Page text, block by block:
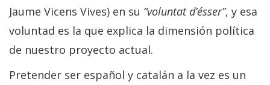
Jaume Vicens Vives) en su “voluntat d’ésser”, y esa
voluntad es la que explica la dimensión política
de nuestro proyecto actual.
Pretender ser español y catalán a la vez es un